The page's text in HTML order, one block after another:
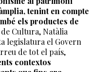
tenint en compte
els productes de
Cultura, Natàlia
legislatura el Govern
de tot el país,
contextos